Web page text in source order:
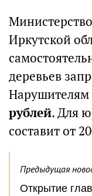
Иркутской
деревьев
Нарушителям
рублей. Для
составит от
Предыдущая
Открытие